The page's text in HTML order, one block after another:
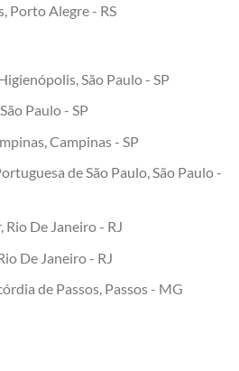
Porto Alegre - RS
São Paulo - SP
Paulo - SP
Campinas - SP
de São Paulo, São Paulo -
De Janeiro - RJ
De Janeiro - RJ
de Passos, Passos - MG